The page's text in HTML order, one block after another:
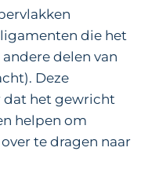
die het
delen van
Deze
dat het gewricht
helpen om
te dragen naar